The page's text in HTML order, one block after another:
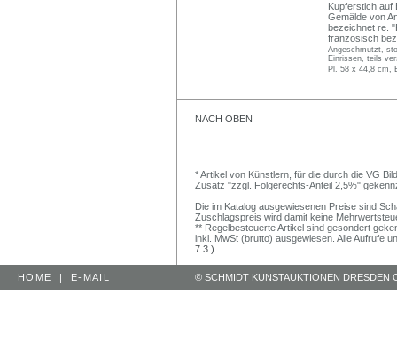
Kupferstich auf
Gemälde von
bezeichnet re.
französisch
Angeschmutzt,
Einrissen, teils
Pl. 58 x 44,8 cm,
NACH OBEN
* Artikel von Künstlern, für die durch die VG
Zusatz "zzgl. Folgerechts-Anteil 2,5%"
Die im Katalog ausgewiesenen Preise sind
Zuschlagspreis wird damit keine
** Regelbesteuerte Artikel sind gesondert
inkl. MwSt (brutto) ausgewiesen. Alle Aufrufe
7.3.)
HOME | E-MAIL © SCHMIDT KUNSTAUKTIONEN DRESDEN